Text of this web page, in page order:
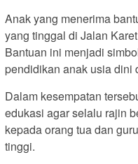
Anak yang menerima
yang tinggal di Jalan
Bantuan ini menjadi
pendidikan anak usia dini
Dalam kesempatan
edukasi agar selalu rajin
kepada orang tua dan
tinggi.